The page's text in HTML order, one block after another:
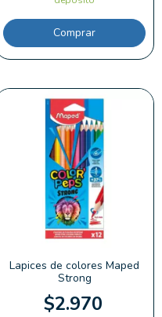
Comprar
Lapices de colores Maped
Strong
$2.970